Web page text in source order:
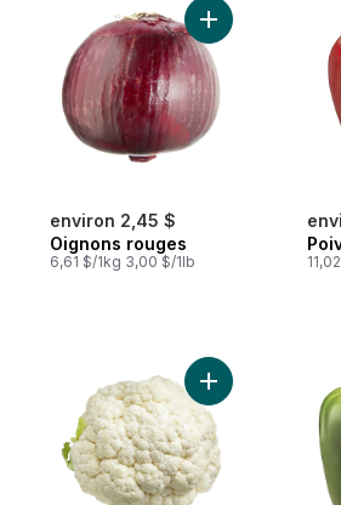
environ 2,45 $
Oignons rouges
6,61 $/1kg 3,00 $/1lb
Ajouter
Ajouter Chou-